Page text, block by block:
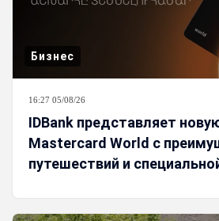
Бизнес
16:27 05/08/26
IDBank представляет
Mastercard World с
путешествий и